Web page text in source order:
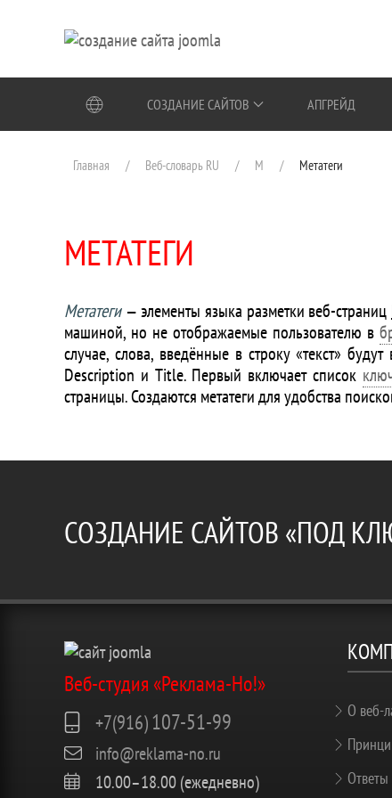
Перейти к содержимому
СОЗДАНИЕ САЙТОВ АПГРЕЙД
Главная Веб-словарь RU М Метатеги
МЕТАТЕГИ
Метатеги— элементы языка разметки веб-страниц
машиной, но не отображаемые пользователю в
случае, слова, введённые в строку «текст» будут
Description и Title. Первый включает список
страницы. Создаются метатеги для удобства
СОЗДАНИЕ САЙТОВ «ПОД
Веб-студия «Реклама-Но!»
+7(916) 107-51-99
info@reklama-no.ru
10.00–18.00 (ежедневно)
О веб-